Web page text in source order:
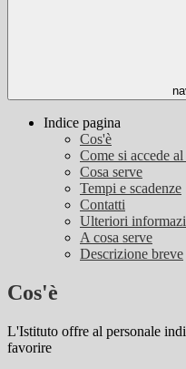
Indice pagina
Cos'è
Come si accede
Cosa serve
Tempi e scadenze
Contatti
Ulteriori
A cosa serve
Descrizione breve
Cos'è
L'Istituto offre al personale
favorire